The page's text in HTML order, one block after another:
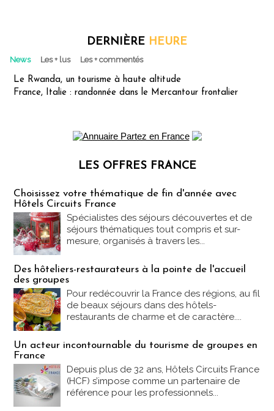
DERNIÈRE HEURE
News Les + lus Les + commentés
Le Rwanda, un tourisme à haute altitude
France, Italie : randonnée dans le Mercantour frontalier
LES OFFRES FRANCE
Choisissez votre thématique de fin d'année avec
Hôtels Circuits France
Spécialistes des séjours découvertes et de
séjours thématiques tout compris et sur-
mesure, organisés à travers les...
Des hôteliers-restaurateurs à la pointe de l'accueil
des groupes
Pour redécouvrir la France des régions, au fil
de beaux séjours dans des hôtels-
restaurants de charme et de caractère....
Un acteur incontournable du tourisme de groupes en
France
Depuis plus de 32 ans, Hôtels Circuits France
(HCF) s’impose comme un partenaire de
référence pour les professionnels...